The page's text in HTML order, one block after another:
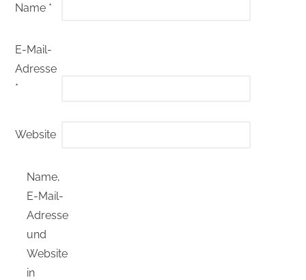
Name *
E-Mail-
Adresse
*
Website
Name,
E-Mail-
Adresse
und
Website
in